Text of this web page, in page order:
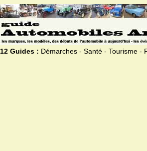
12 Guides : Démarches - Santé - Tourisme -